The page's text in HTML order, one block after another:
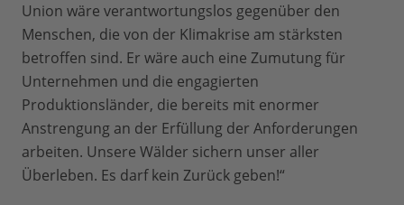
Union wäre verantwortungslos gegenüber den
Menschen, die von der Klimakrise am stärksten
betroffen sind. Er wäre auch eine Zumutung für
Unternehmen und die engagierten
Produktionsländer, die bereits mit enormer
Anstrengung an der Erfüllung der Anforderungen
arbeiten. Unsere Wälder sichern unser aller
Überleben. Es darf kein Zurück geben!“